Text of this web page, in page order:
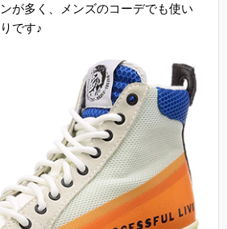
が多く、メンズのコーデでも使い
です♪